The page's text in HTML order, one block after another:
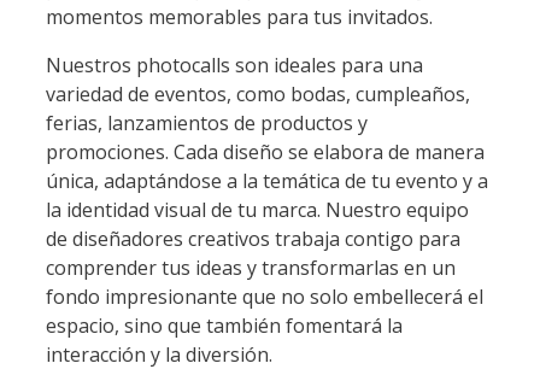
momentos memorables para tus invitados.
Nuestros photocalls son ideales para una
variedad de eventos, como bodas, cumpleaños,
ferias, lanzamientos de productos y
promociones. Cada diseño se elabora de manera
única, adaptándose a la temática de tu evento y a
la identidad visual de tu marca. Nuestro equipo
de diseñadores creativos trabaja contigo para
comprender tus ideas y transformarlas en un
fondo impresionante que no solo embellecerá el
espacio, sino que también fomentará la
interacción y la diversión.